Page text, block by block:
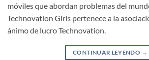
móviles que abordan problemas del
Technovation Girls pertenece a la
ánimo de lucro Technovation.
CONTINUAR LEYENDO →